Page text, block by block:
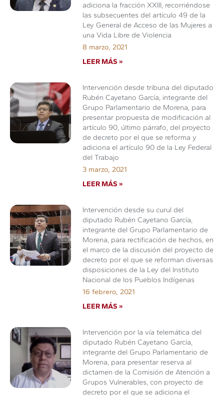
adiciona la fracción XXIII, recorriéndose
las subsecuentes del artículo 49 de la
Ley General de Acceso de las Mujeres a
una Vida Libre de Violencia
8 marzo, 2021
LEER MÁS »
Intervención desde tribuna del diputado
Rubén Cayetano García, integrante del
Grupo Parlamentario de Morena, para
presentar propuesta de modificación al
artículo 90, último párrafo, del proyecto
de decreto por el que se reforma y
adiciona el artículo 90 de la Ley Federal
del Trabajo
3 marzo, 2021
LEER MÁS »
Intervención desde su curul del
diputado Rubén Cayetano García,
integrante del Grupo Parlamentario de
Morena, para rectificación de hechos, en
el marco de la discusión del proyecto de
decreto por el que se reforman diversas
disposiciones de la Ley del Instituto
Nacional de los Pueblos Indígenas
16 febrero, 2021
LEER MÁS »
Intervención por la vía telemática del
diputado Rubén Cayetano García,
integrante del Grupo Parlamentario de
Morena, para presentar reserva al
dictamen de la Comisión de Atención a
Grupos Vulnerables, con proyecto de
decreto por el que se adiciona el